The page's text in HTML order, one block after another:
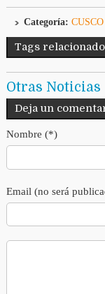
Categoría:
Tags
Otras Noticias
Deja un
Nombre (*)
Email (no será